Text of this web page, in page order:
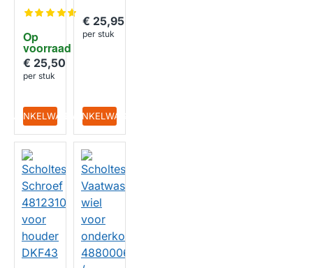
Op
voorraad
st
0892 /
C0004
1968 /
C0062
8270
€ 25,50
per stuk
IN WINKELWAGEN
€ 25,95
per stuk
IN WINKELWAGEN